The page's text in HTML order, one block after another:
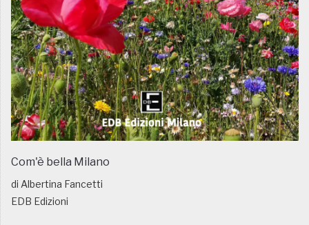
Com'è bella Milano
di Albertina Fancetti
EDB Edizioni